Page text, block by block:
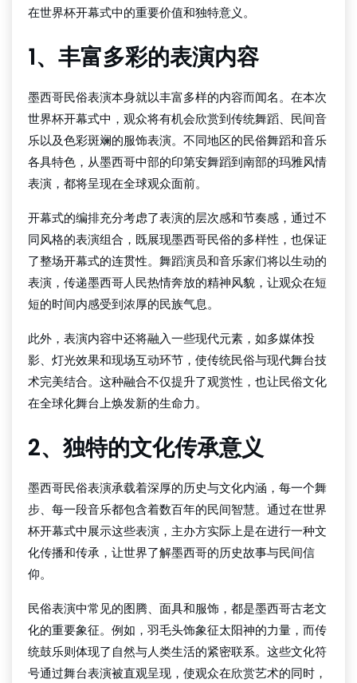
在世界杯开幕式中的重要价值和独特意义。
1、丰富多彩的表演内容
墨西哥民俗表演本身就以丰富多样的内容而闻名。在本次
世界杯开幕式中，观众将有机会欣赏到传统舞蹈、民间音
乐以及色彩斑斓的服饰表演。不同地区的民俗舞蹈和音乐
各具特色，从墨西哥中部的印第安舞蹈到南部的玛雅风情
表演，都将呈现在全球观众面前。
开幕式的编排充分考虑了表演的层次感和节奏感，通过不
同风格的表演组合，既展现墨西哥民俗的多样性，也保证
了整场开幕式的连贯性。舞蹈演员和音乐家们将以生动的
表演，传递墨西哥人民热情奔放的精神风貌，让观众在短
短的时间内感受到浓厚的民族气息。
此外，表演内容中还将融入一些现代元素，如多媒体投
影、灯光效果和现场互动环节，使传统民俗与现代舞台技
术完美结合。这种融合不仅提升了观赏性，也让民俗文化
在全球化舞台上焕发新的生命力。
2、独特的文化传承意义
墨西哥民俗表演承载着深厚的历史与文化内涵，每一个舞
步、每一段音乐都包含着数百年的民间智慧。通过在世界
杯开幕式中展示这些表演，主办方实际上是在进行一种文
化传播和传承，让世界了解墨西哥的历史故事与民间信
仰。
民俗表演中常见的图腾、面具和服饰，都是墨西哥古老文
化的重要象征。例如，羽毛头饰象征太阳神的力量，而传
统鼓乐则体现了自然与人类生活的紧密联系。这些文化符
号通过舞台表演被直观呈现，使观众在欣赏艺术的同时，